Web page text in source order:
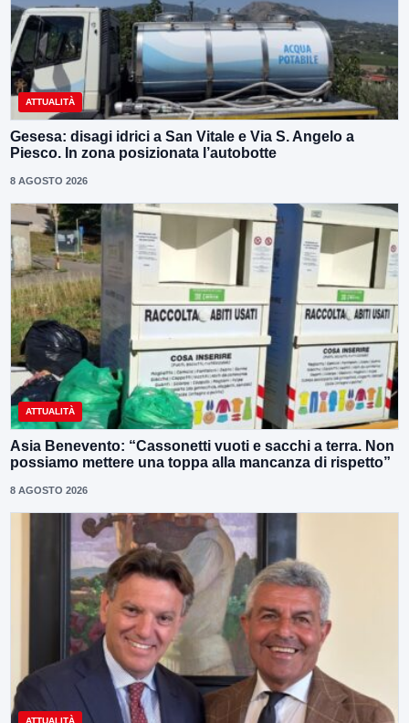
ATTUALITÀ
Gesesa: disagi idrici a San Vitale e Via S. Angelo a
Piesco. In zona posizionata l’autobotte
8 AGOSTO 2026
ATTUALITÀ
Asia Benevento: “Cassonetti vuoti e sacchi a terra. Non
possiamo mettere una toppa alla mancanza di rispetto”
8 AGOSTO 2026